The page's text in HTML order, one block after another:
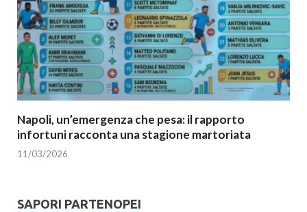
Napoli, un’emergenza che pesa: il rapporto
infortuni racconta una stagione martoriata
11/03/2026
SAPORI PARTENOPEI